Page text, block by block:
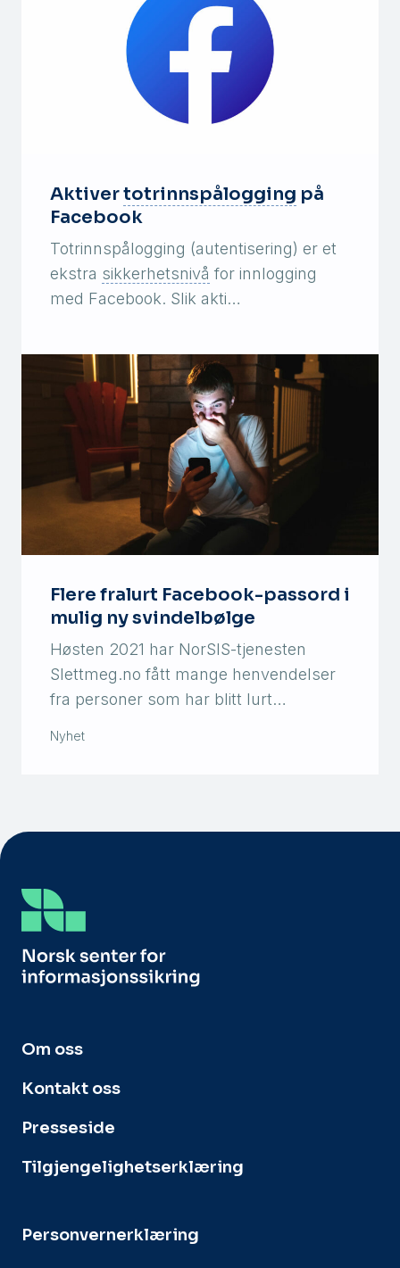
Aktivertotrinnspålogging på
Facebook
Totrinnspålogging (autentisering) er et
ekstra sikkerhetsnivå for innlogging
med Facebook. Slik akti…
Flere fralurt Facebook-passord i
mulig ny svindelbølge
Høsten 2021 har NorSIS-tjenesten
Slettmeg.no fått mange henvendelser
fra personer som har blitt lurt…
Nyhet
Om oss
Kontakt oss
Presseside
Tilgjengelighetserklæring
Personvernerklæring